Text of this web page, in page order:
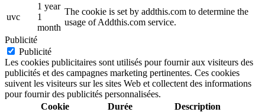
uvc
1 year
1
month
The cookie is set by addthis.com to determine the
usage of Addthis.com service.
Publicité
Publicité
Les cookies publicitaires sont utilisés pour fournir aux visiteurs des
publicités et des campagnes marketing pertinentes. Ces cookies
suivent les visiteurs sur les sites Web et collectent des informations
pour fournir des publicités personnalisées.
Cookie
Durée Description